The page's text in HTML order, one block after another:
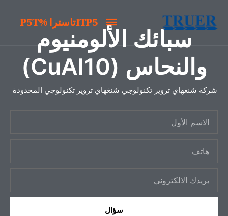
1TP5تاسترا
%P5T
1TP5تاسترا %P5T
سبائك الألومنيوم
والنحاس (CuAl10)
شركة شنغهاي تروير تكنولوجي شنغهاي تروير تكنولوجي المحدودة
سؤال